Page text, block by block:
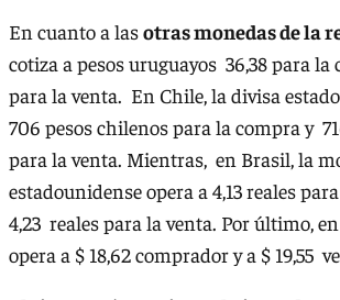
En cuanto a lasotras monedas de la
cotiza a pesos uruguayos 36,38 para la
para la venta. En Chile, la divisa
706 pesos chilenos para la compra y
para la venta. Mientras, en Brasil, la
estadounidense opera a 4,13 reales
4,23 reales para la venta. Por último,
opera a $ 18,62 comprador y a $ 19,55